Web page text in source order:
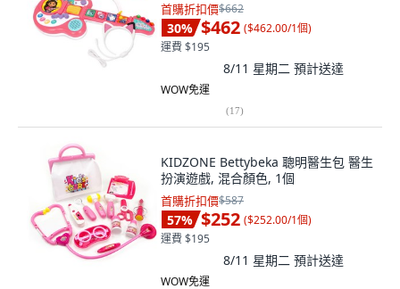
首購折扣價$662
30% $462 ($462.00/1個)
運費 $195
8/11 星期二 預計送達
WOW免運
(17)
KIDZONE Bettybeka 聰明醫生包 醫生
扮演遊戲, 混合顏色, 1個
首購折扣價$587
57% $252 ($252.00/1個)
運費 $195
8/11 星期二 預計送達
WOW免運